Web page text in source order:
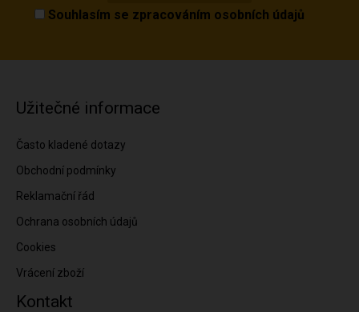
Souhlasím se zpracováním osobních údajů
Užitečné informace
Často kladené dotazy
Obchodní podmínky
Reklamační řád
Ochrana osobních údajů
Cookies
Vrácení zboží
Kontakt